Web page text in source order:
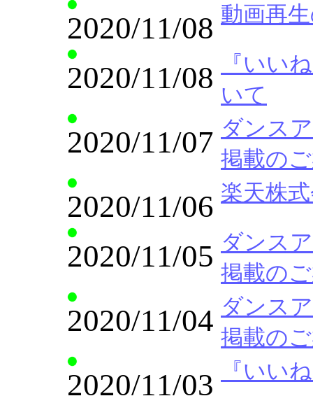
2020/11/08 動画再
2020/11/08
『いい
いて
2020/11/07 ダンス
掲載の
2020/11/06 楽天株
2020/11/05 ダンス
掲載の
2020/11/04 ダンス
掲載の
2020/11/03 『いい